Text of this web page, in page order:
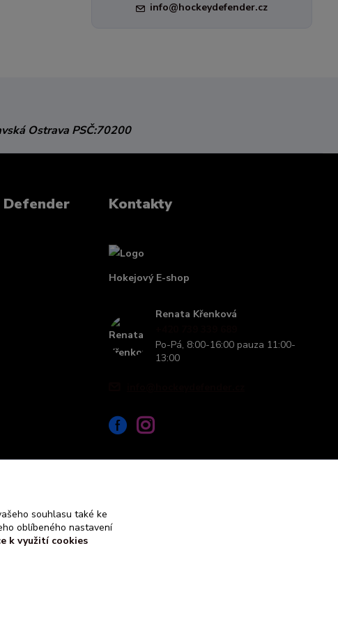
info@hockeydefender.cz
Ostrava PSČ:70200
Defender Kontakty
Hokejový E-shop
Renata Křenková
Po-Pá, 8:00-16:00 pauza 11:00-
13:00
souhlasu také ke
oblíbeného nastavení
k využití cookies